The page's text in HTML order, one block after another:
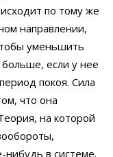
по тому же
направлении,
уменьшить
если у нее
покоя. Сила
что она
на которой
нибудь в системе.